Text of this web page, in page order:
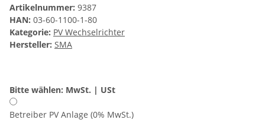
Artikelnummer: 9387
HAN: 03-60-1100-1-80
Kategorie: PV Wechselrichter
Hersteller: SMA
Bitte wählen: MwSt. | USt
Betreiber PV Anlage (0% MwSt.)